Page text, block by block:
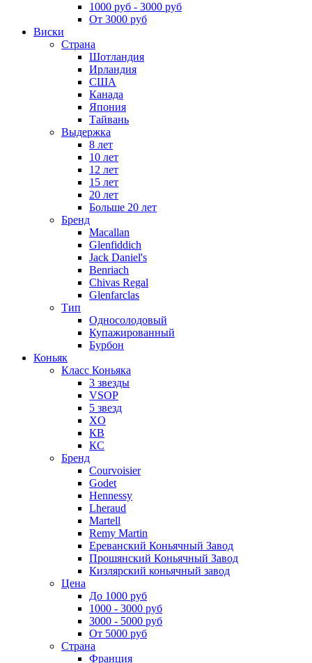
1000 руб - 3000 руб
От 3000 руб
Виски
Страна
Шотландия
Ирландия
США
Канада
Япония
Тайвань
Выдержка
8 лет
10 лет
12 лет
15 лет
20 лет
Больше 20 лет
Бренд
Macallan
Glenfiddich
Jack Daniel's
Benriach
Chivas Regal
Glenfarclas
Тип
Односолодовый
Купажированный
Бурбон
Коньяк
Класс Коньяка
3 звезды
VSOP
5 звезд
XO
КВ
КС
Бренд
Courvoisier
Godet
Hennessy
Lheraud
Martell
Remy Martin
Ереванский Коньячный Завод
Прошянский Коньячный Завод
Кизлярский коньячный завод
Цена
До 1000 руб
1000 - 3000 руб
3000 - 5000 руб
От 5000 руб
Страна
Франция